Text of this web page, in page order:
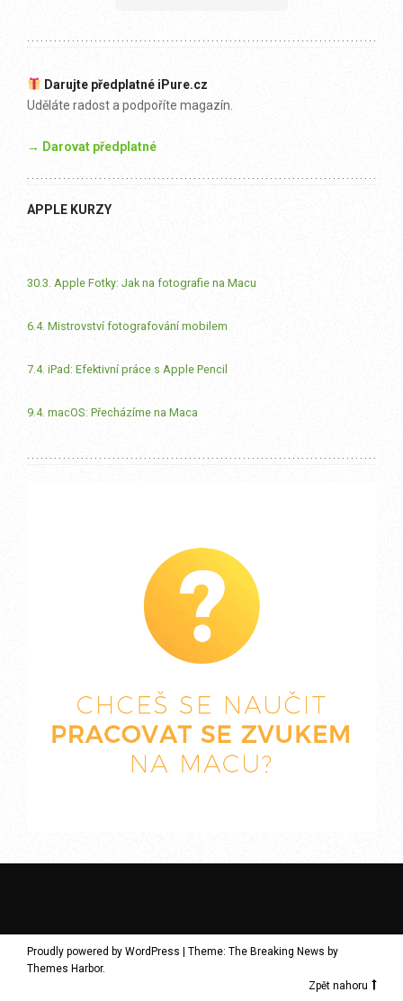
Darujte předplatné iPure.cz
Uděláte radost a podpoříte magazín.
→ Darovat předplatné
APPLE KURZY
30.3. Apple Fotky: Jak na fotografie na Macu
6.4. Mistrovství fotografování mobilem
7.4. iPad: Efektivní práce s Apple Pencil
9.4. macOS: Přecházíme na Maca
Proudly powered by WordPress
Theme: The Breaking News by
Themes Harbor.
Zpět nahoru